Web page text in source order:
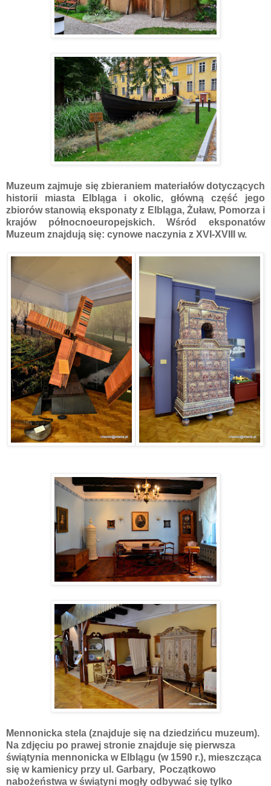
Muzeum zajmuje się zbieraniem materiałów dotyczących
historii miasta Elbląga i okolic, główną część jego
zbiorów stanowią eksponaty z Elbląga, Żuław, Pomorza i
krajów północnoeuropejskich. Wśród eksponatów
Muzeum znajdują się: cynowe naczynia z XVI-XVIII w.
Mennonicka stela (znajduje się na dziedzińcu muzeum).
Na zdjęciu po prawej stronie znajduje się pierwsza
świątynia mennonicka w Elblągu (w 1590 r.), mieszcząca
się w kamienicy przy ul. Garbary, Początkowo
nabożeństwa w świątyni mogły odbywać się tylko